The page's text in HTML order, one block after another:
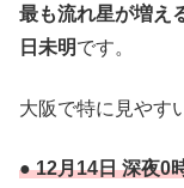
最も流れ星が増え
日未明です。
大阪で特に見やす
●12月14日 深夜0